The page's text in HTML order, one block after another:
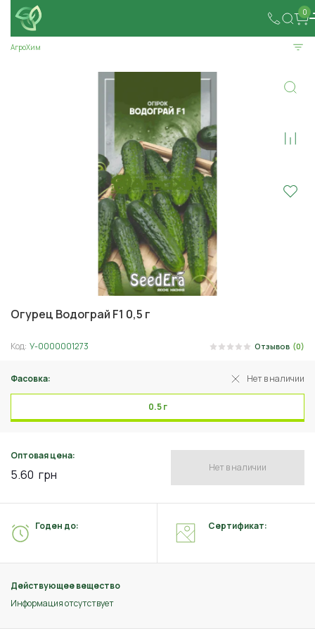
0
АгроХим
Огурец Водограй F1 0,5 г
Код: У-0000001273 Отзывов (0)
Фасовка: Нет в наличии
0.5 г
Оптовая цена:
5.60 грн Нет в наличии
Действующее вещество
Информация отсутствует
Годен до: Сертификат: